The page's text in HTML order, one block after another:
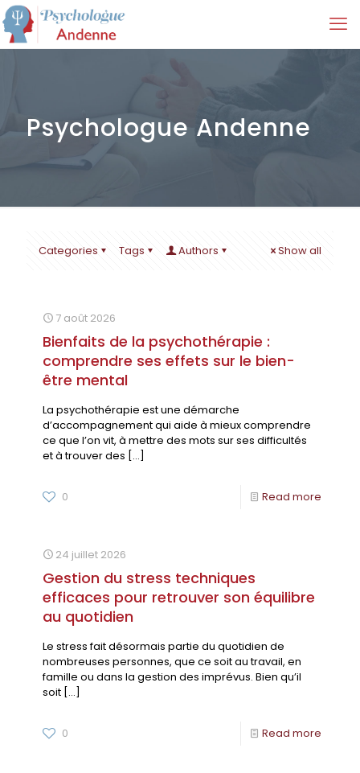
Psychologue Andenne
Categories Tags Authors Show all
7 août 2026
Bienfaits de la psychothérapie :
comprendre ses effets sur le bien-
être mental
La psychothérapie est une démarche
d’accompagnement qui aide à mieux comprendre
ce que l’on vit, à mettre des mots sur ses difficultés
et à trouver des […]
0 Read more
24 juillet 2026
Gestion du stress techniques
efficaces pour retrouver son équilibre
au quotidien
Le stress fait désormais partie du quotidien de
nombreuses personnes, que ce soit au travail, en
famille ou dans la gestion des imprévus. Bien qu’il
soit […]
0 Read more